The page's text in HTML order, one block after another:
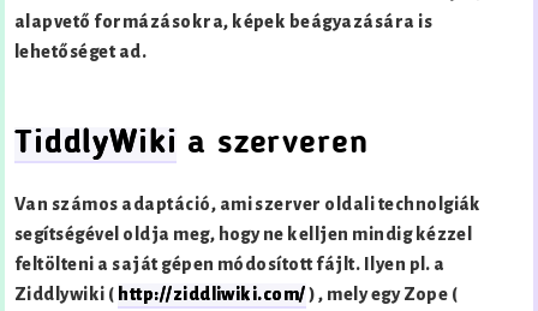
alapvető formázásokra, képek beágyazására is
lehetőséget ad.
TiddlyWiki a szerveren
Van számos adaptáció, ami szerver oldali technolgiák
segítségével oldja meg, hogy ne kelljen mindig kézzel
feltölteni a saját gépen módosított fájlt. Ilyen pl. a
Ziddlywiki ( http://ziddliwiki.com/) , mely egy Zope (